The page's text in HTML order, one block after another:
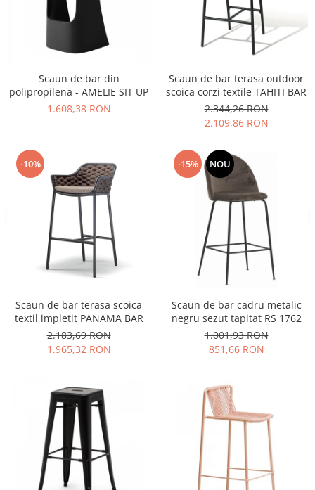
Vitrina bar / retrobar
Blaturi de masa
Blaturi din PAL
Blaturi din MDF
Blaturi din metal
Blaturi din lemn masiv
Blaturi din HPL Compact
Blaturi din piatra naturala si
compozit
Scaune profesionale
Scaun laborator
Scaune de lucru
Scaun de bar din
polipropilena - AMELIE SIT UP
1.608,38 RON
Scaun de bar terasa outdoor
scoica corzi textile TAHITI BAR
2.344,26 RON
2.109,86 RON
-10%
Scaun de bar terasa scoica
textil impletit PANAMA BAR
2.183,69 RON
1.965,32 RON
-15% NOU
Scaun de bar cadru metalic
negru sezut tapitat RS 1762
1.001,93 RON
851,66 RON